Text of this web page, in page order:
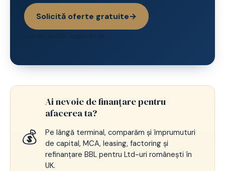
Solicită oferte gratuite→
Lucrăm cu 80+ acquireri UK
💰
Ai nevoie de finanțare pentru
afacerea ta?
Pe lângă terminal, comparăm și împrumuturi
de capital, MCA, leasing, factoring și
refinanțare BBL pentru Ltd-uri românești în
UK.